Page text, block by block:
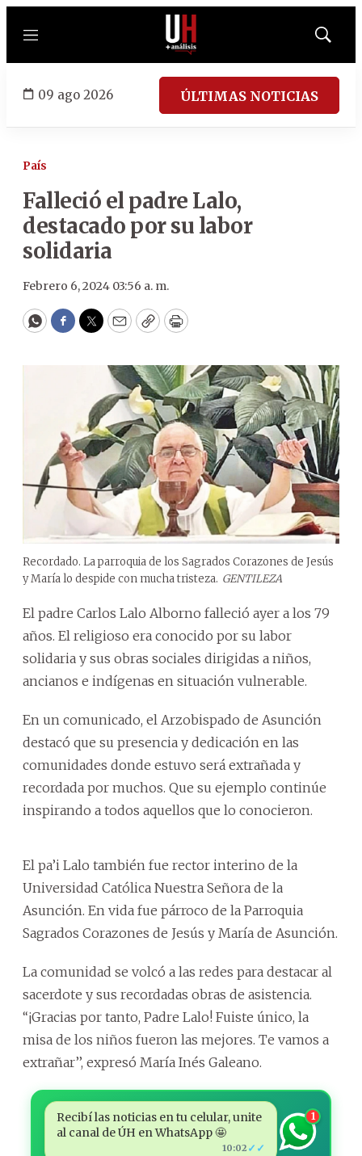
Menú
Mostrar
09 ago 2026 ÚLTIMAS NOTICIAS
País
Falleció el padre Lalo,
destacado por su labor
solidaria
Febrero 6, 2024 03:56 a. m.
WhatsApp
Facebook
Twitter
EmailCopyPrint
Recordado. La parroquia de los Sagrados Corazones de Jesús
y María lo despide con mucha tristeza. GENTILEZA
El padre Carlos Lalo Alborno falleció ayer a los 79
años. El religioso era conocido por su labor
solidaria y sus obras sociales dirigidas a niños,
ancianos e indígenas en situación vulnerable.
En un comunicado, el Arzobispado de Asunción
destacó que su presencia y dedicación en las
comunidades donde estuvo será extrañada y
recordada por muchos. Que su ejemplo continúe
inspirando a todos aquellos que lo conocieron.
El pa’i Lalo también fue rector interino de la
Universidad Católica Nuestra Señora de la
Asunción. En vida fue párroco de la Parroquia
Sagrados Corazones de Jesús y María de Asunción.
La comunidad se volcó a las redes para destacar al
sacerdote y sus recordadas obras de asistencia.
‘‘¡Gracias por tanto, Padre Lalo! Fuiste único, la
misa de los niños fueron las mejores. Te vamos a
extrañar’’, expresó María Inés Galeano.
Recibí las noticias en tu celular, unite
al canal de ÚH en WhatsApp 🤩
10:02 ✓✓
1